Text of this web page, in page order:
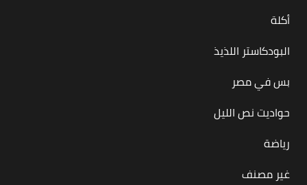
أكلة
البودكاستر اللذيذ
بس في مصر
حواديت نص الليل
رياضة
غير مصنف